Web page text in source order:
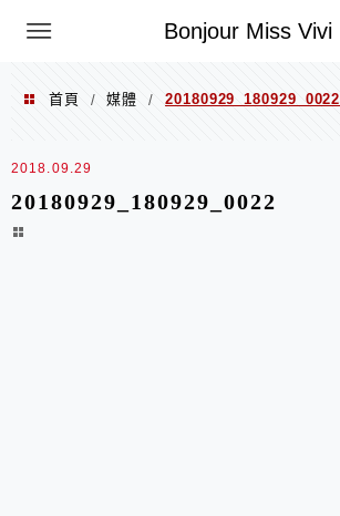
Bonjour Miss Vivi
選單
首頁 / 媒體 / 20180929_180929_0022
2018.09.29
20180929_180929_0022